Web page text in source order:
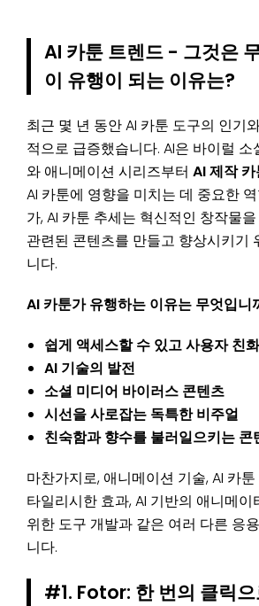
AI 카툰 트렌드 - 그것은
이 유행이 되는 이유는?
최근 몇 년 동안 AI 카툰 도구의 인기
적으로 급증했습니다. AI은 바이럴
와 애니메이션 시리즈부터 AI 제작
AI 카툰에 영향을 미치는 데 중요한
가, AI 카툰 추세는 혁신적인 창작물
관련된 콘텐츠를 만들고 향상시키기
니다.
AI 카툰가 유행하는 이유는 무엇입니
쉽게 액세스할 수 있고 사용자 친
AI 기술의 발전
소셜 미디어 바이러스 콘텐츠
시선을 사로잡는 독특한 비주얼
친숙함과 향수를 불러일으키는 콘
마찬가지로, 애니메이션 기술, AI 카
타일리시한 효과, AI 기반의 애니메
위한 도구 개발과 같은 여러 다른 응
니다.
#1. Fotor: 한 번의 클릭